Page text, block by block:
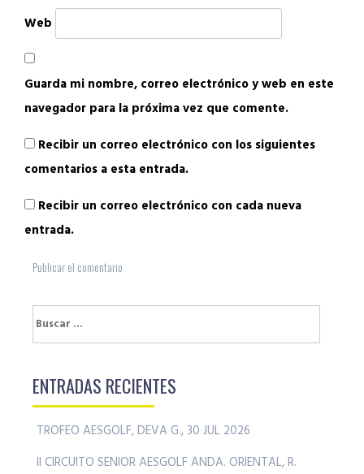
Web
Guarda mi nombre, correo electrónico y web en este
navegador para la próxima vez que comente.
Recibir un correo electrónico con los siguientes
comentarios a esta entrada.
Recibir un correo electrónico con cada nueva
entrada.
Buscar:
ENTRADAS RECIENTES
TROFEO AESGOLF, DEVA G., 30 JUL 2026
II CIRCUITO SENIOR AESGOLF ANDA. ORIENTAL, R.